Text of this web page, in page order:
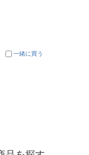
一緒に買う